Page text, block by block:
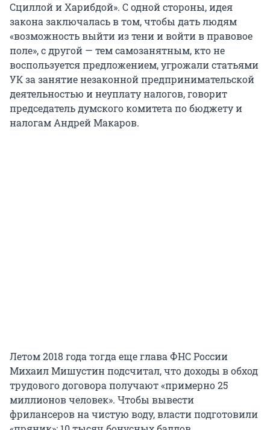
Сциллой и Харибдой». С одной стороны, идея
закона заключалась в том, чтобы дать людям
«возможность выйти из тени и войти в правовое
поле», с другой — тем самозанятным, кто не
воспользуется предложением, угрожали статьями
УК за занятие незаконной предпринимательской
деятельностью и неуплату налогов, говорит
председатель думского комитета по бюджету и
налогам Андрей Макаров.
Летом 2018 года тогда еще глава ФНС России
Михаил Мишустин подсчитал, что доходы в обход
трудового договора получают «примерно 25
миллионов человек». Чтобы вывести
фрилансеров на чистую воду, власти подготовили